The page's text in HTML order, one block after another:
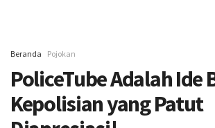
Beranda Pojokan
PoliceTube Adalah Ide
Kepolisian yang Patut